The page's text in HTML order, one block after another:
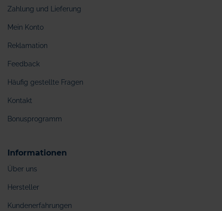
Zahlung und Lieferung
Mein Konto
Reklamation
Feedback
Häufig gestellte Fragen
Kontakt
Bonusprogramm
Informationen
Über uns
Hersteller
Kundenerfahrungen